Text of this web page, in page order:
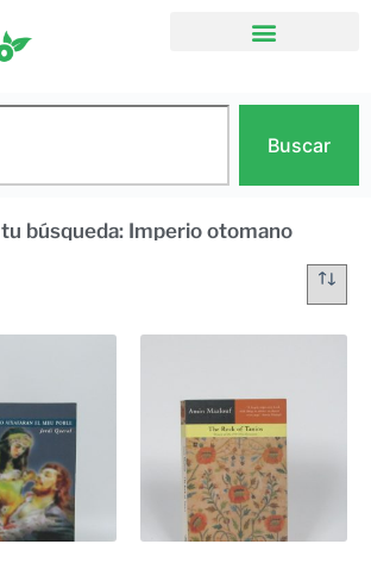
Buscar
búsqueda: Imperio otomano